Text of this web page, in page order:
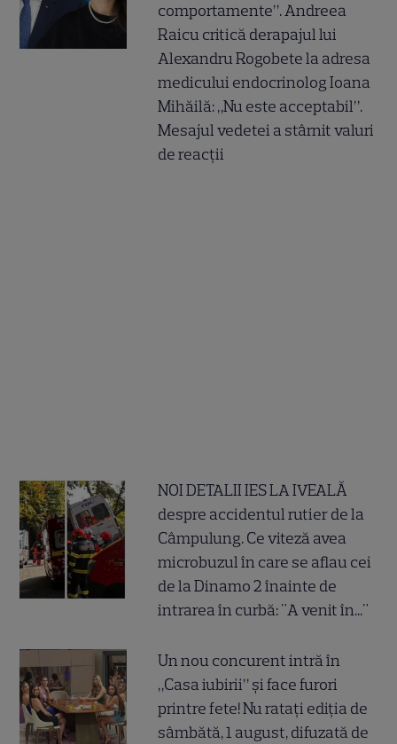
comportamente”. Andreea
Raicu critică derapajul lui
Alexandru Rogobete la adresa
medicului endocrinolog Ioana
Mihăilă: „Nu este acceptabil”.
Mesajul vedetei a stârnit valuri
de reacții
NOI DETALII IES LA IVEALĂ
despre accidentul rutier de la
Câmpulung. Ce viteză avea
microbuzul în care se aflau cei
de la Dinamo 2 înainte de
intrarea în curbă: "A venit în..."
Un nou concurent intră în
„Casa iubirii” și face furori
printre fete! Nu ratați ediția de
sâmbătă, 1 august, difuzată de